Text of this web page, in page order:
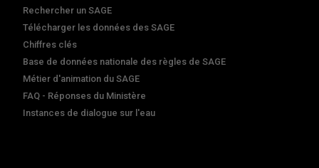
Rechercher un SAGE
Télécharger les données des SAGE
Chiffres clés
Base de données nationale des règles de SAGE
Métier d'animation du SAGE
FAQ - Réponses du Ministère
Instances de dialogue sur l'eau